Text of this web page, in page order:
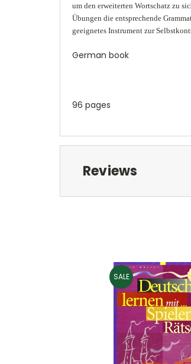
um den erweiterten Wortschatz zu
Übungen die entsprechende
geeignetes Instrument zur
German book
96 pages
Reviews
SALE